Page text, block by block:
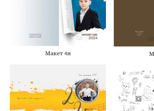
Макет 4н